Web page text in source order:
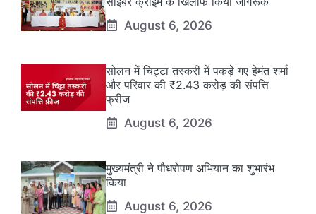
August 6, 2026
सोलन में चिट्टा तस्करी में पकड़े गए हेमंत शर्मा
और परिवार की ₹2.43 करोड़ की संपत्ति
फ्रीज
August 6, 2026
मुख्यमंत्री ने पौधरोपण अभियान का शुभारंभ
किया
August 6, 2026